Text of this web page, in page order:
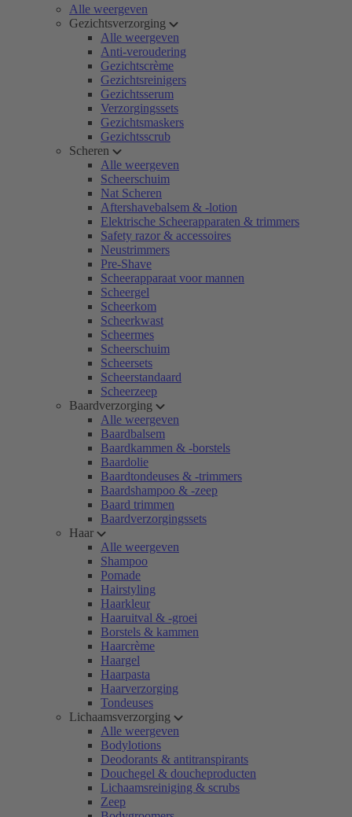
Alle weergeven
Gezichtsverzorging
Alle weergeven
Anti-veroudering
Gezichtscrème
Gezichtsreinigers
Gezichtsserum
Verzorgingssets
Gezichtsmaskers
Gezichtsscrub
Scheren
Alle weergeven
Scheerschuim
Nat Scheren
Aftershavebalsem & -lotion
Elektrische Scheerapparaten & trimmers
Safety razor & accessoires
Neustrimmers
Pre-Shave
Scheerapparaat voor mannen
Scheergel
Scheerkom
Scheerkwast
Scheermes
Scheerschuim
Scheersets
Scheerstandaard
Scheerzeep
Baardverzorging
Alle weergeven
Baardbalsem
Baardkammen & -borstels
Baardolie
Baardtondeuses & -trimmers
Baardshampoo & -zeep
Baard trimmen
Baardverzorgingssets
Haar
Alle weergeven
Shampoo
Pomade
Hairstyling
Haarkleur
Haaruitval & -groei
Borstels & kammen
Haarcrème
Haargel
Haarpasta
Haarverzorging
Tondeuses
Lichaamsverzorging
Alle weergeven
Bodylotions
Deodorants & antitranspirants
Douchegel & doucheproducten
Lichaamsreiniging & scrubs
Zeep